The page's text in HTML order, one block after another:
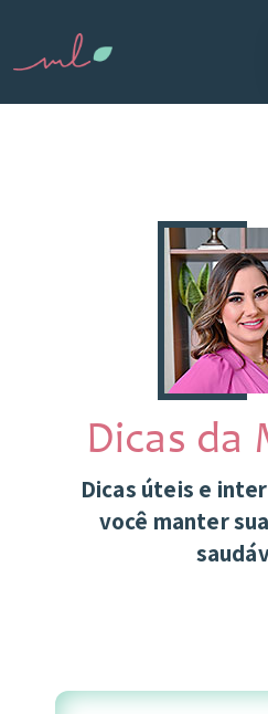
Dicas da
Dicas úteis e
você manter